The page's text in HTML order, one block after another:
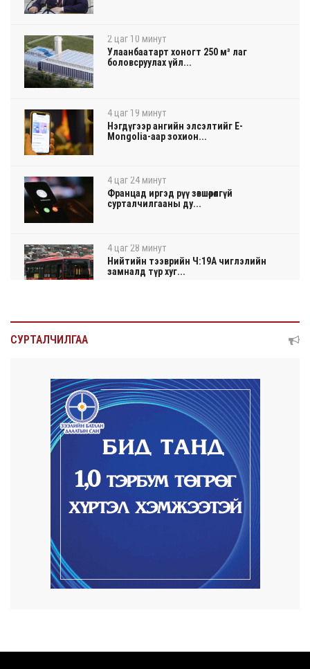
2 цаг 10 минут
Улаанбаатарт хоногт 250 м³ лаг
боловсруулах үйл...
4 цаг 19 минут
Нэгдүгээр ангийн элсэлтийг E-
Mongolia-аар зохион...
4 цаг 24 минут
Францад иргэд рүү зөвшөөрөлгүй
сурталчилгааны ду...
4 цаг 28 минут
Нийтийн тээврийн Ч:19А чиглэлийн
замналд түр хуг...
4 цаг 30 минут
4 цаг 34 минут
Улаанбаатарт өдөртөө 30 хэм дулаан
Улсын чанартай хатуу хучилттай авто
замын талаас...
Засгийн газар энэ оныг дуустал
СУРТАЛЧИЛГАА